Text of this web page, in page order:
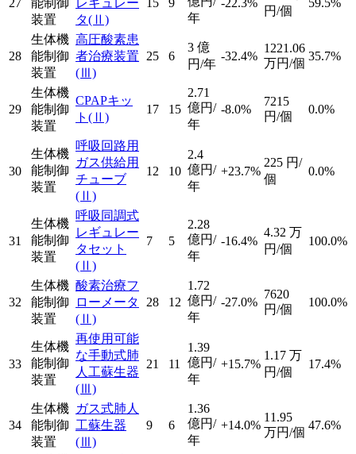
27
能制御
装置
レギュレー
タ(Ⅱ)
15 9
年
-22.3%
円/個
59.5%
28
生体機
能制御
装置
高圧酸素患
者治療装置
(Ⅲ)
25 6
3 億
円/年
-32.4%
1221.06
万円/個
35.7%
29
生体機
能制御
装置
CPAPキッ
ト (Ⅱ)
17 15
2.71
億円/
年
-8.0%
7215
円/個
0.0%
30
生体機
能制御
装置
呼吸回路用
ガス供給用
チューブ
(Ⅱ)
12 10
2.4
億円/
年
+23.7%
225 円/
個
0.0%
31
生体機
能制御
装置
呼吸同調式
レギュレー
タセット
(Ⅱ)
7 5
2.28
億円/
年
-16.4%
4.32 万
円/個
100.0%
32
生体機
能制御
装置
酸素治療フ
ローメータ
(Ⅱ)
28 12
1.72
億円/
年
-27.0%
7620
円/個
100.0%
33
生体機
能制御
装置
再使用可能
な手動式肺
人工蘇生器
(Ⅲ)
21 11
1.39
億円/
年
+15.7%
1.17 万
円/個
17.4%
34
生体機
能制御
装置
ガス式肺人
工蘇生器
(Ⅲ)
9 6
1.36
億円/
年
+14.0%
11.95
万円/個
47.6%